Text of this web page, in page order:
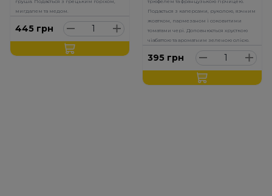
мигдалем та медом.
445 грн
Подається з каперсами, руколою, яэчним
жовтком, пармезаном і соковитими
томатами чері. Доповнюється хрусткою
чіабаттою та ароматним зеленою олією.
395 грн